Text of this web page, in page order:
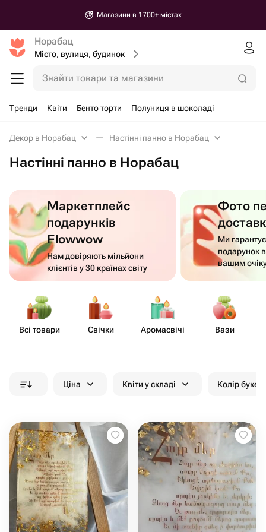
Магазини в 1700+ містах
Норабац
Місто, вулиця, будинок
Знайти товари та магазини
Тренди Квіти Бенто торти Полуниця в шоколаді
Декор в Норабац Настінні панно в Норабац
Настінні панно в Норабац
Маркетплейс
подарунків
Flowwow
Нам довіряють мільйони
клієнтів у 30 країнах світу
Фото
Ми
подарунок
вашим
Всі товари Свічки Аром​асвічі Вази
Ціна Квіти у складі Колір